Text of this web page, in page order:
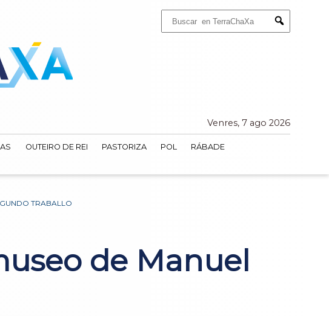
Submit
Venres, 7 ago 2026
OUTEIRO DE REI PASTORIZA POL
RÁBADE
TRABALLO
de Manuel